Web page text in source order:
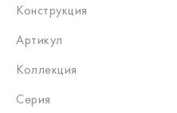
Конструкция
Артикул
Коллекция
Серия